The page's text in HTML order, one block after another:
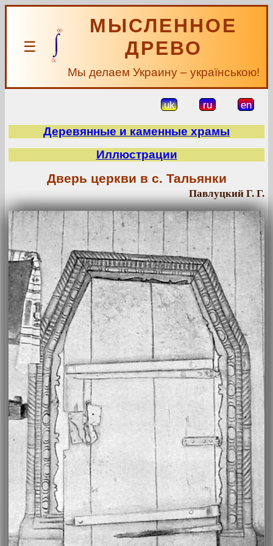
☰
МЫСЛЕННОЕ
ДРЕВО
Мы делаем Украину – українською!
uk ru en
Деревянные и каменные храмы
Иллюстрации
Дверь церкви в с. Тальянки
Павлуцкий Г. Г.